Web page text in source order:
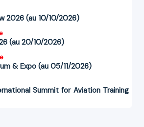
2026 (au 10/10/2026)
(au 20/10/2026)
& Expo (au 05/11/2026)
Summit for Aviation Training